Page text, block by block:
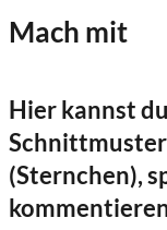
Mach mit
Hier kannst
(Sternchen),